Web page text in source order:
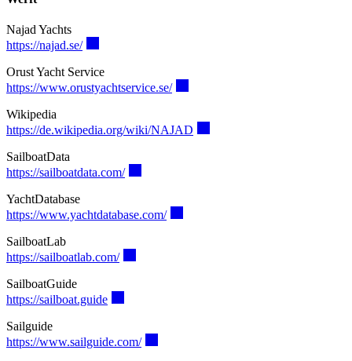
Heimathafen
Wetter
Versicherung
Najad Yachts
https://najad.se/
Orust Yacht Service
https://www.orustyachtservice.se/
Wikipedia
https://de.wikipedia.org/wiki/NAJAD
SailboatData
https://sailboatdata.com/
YachtDatabase
https://www.yachtdatabase.com/
SailboatLab
https://sailboatlab.com/
SailboatGuide
https://sailboat.guide
Sailguide
https://www.sailguide.com/